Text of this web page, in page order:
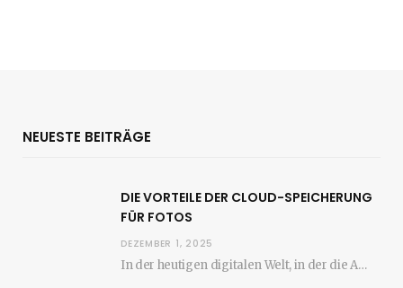
NEUESTE BEITRÄGE
DIE VORTEILE DER CLOUD-SPEICHERUNG
FÜR FOTOS
DEZEMBER 1, 2025
In der heutigen digitalen Welt, in der die Anzahl der aufgenommenen Fotos stetig zunimmt, wird…